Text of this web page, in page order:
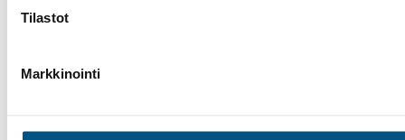
Tilastot
Markkinointi